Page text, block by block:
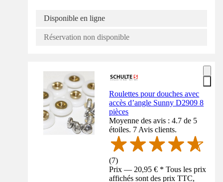
Disponible en ligne
Réservation non disponible
Roulettes pour douches avec
accès d’angle Sunny D2909 8
pièces
Moyenne des avis : 4.7 de 5
étoiles. 7 Avis clients.
(7)
Prix — 20,95 € * Tous les prix
affichés sont des prix TTC,